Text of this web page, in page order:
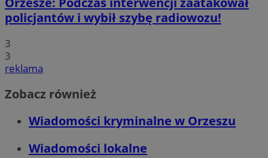
policjantów i wybił szybę radiowozu!
3
3
reklama
Zobacz również
Wiadomości kryminalne w Orzeszu
Wiadomości lokalne